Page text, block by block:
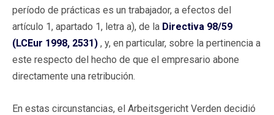
período de prácticas es un trabajador, a efectos del
artículo 1, apartado 1, letra a), de la Directiva 98/59
(LCEur 1998, 2531) , y, en particular, sobre la pertinencia a
este respecto del hecho de que el empresario abone
directamente una retribución.
En estas circunstancias, el Arbeitsgericht Verden decidió